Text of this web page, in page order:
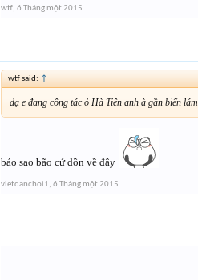
wtf, 6 Tháng một 2015
wtf said: ↑
dạ e đang công tác ỏ Hà Tiên anh à gần biển lám
bảo sao bão cứ dồn về đây
vietdanchoi1, 6 Tháng một 2015